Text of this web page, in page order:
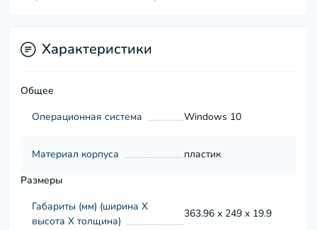
Характеристики
Общее
Операционная система
Windows 10
Материал корпуса
пластик
Размеры
Габариты (мм) (ширина Х
высота Х толщина)
363.96 x 249 x 19.9